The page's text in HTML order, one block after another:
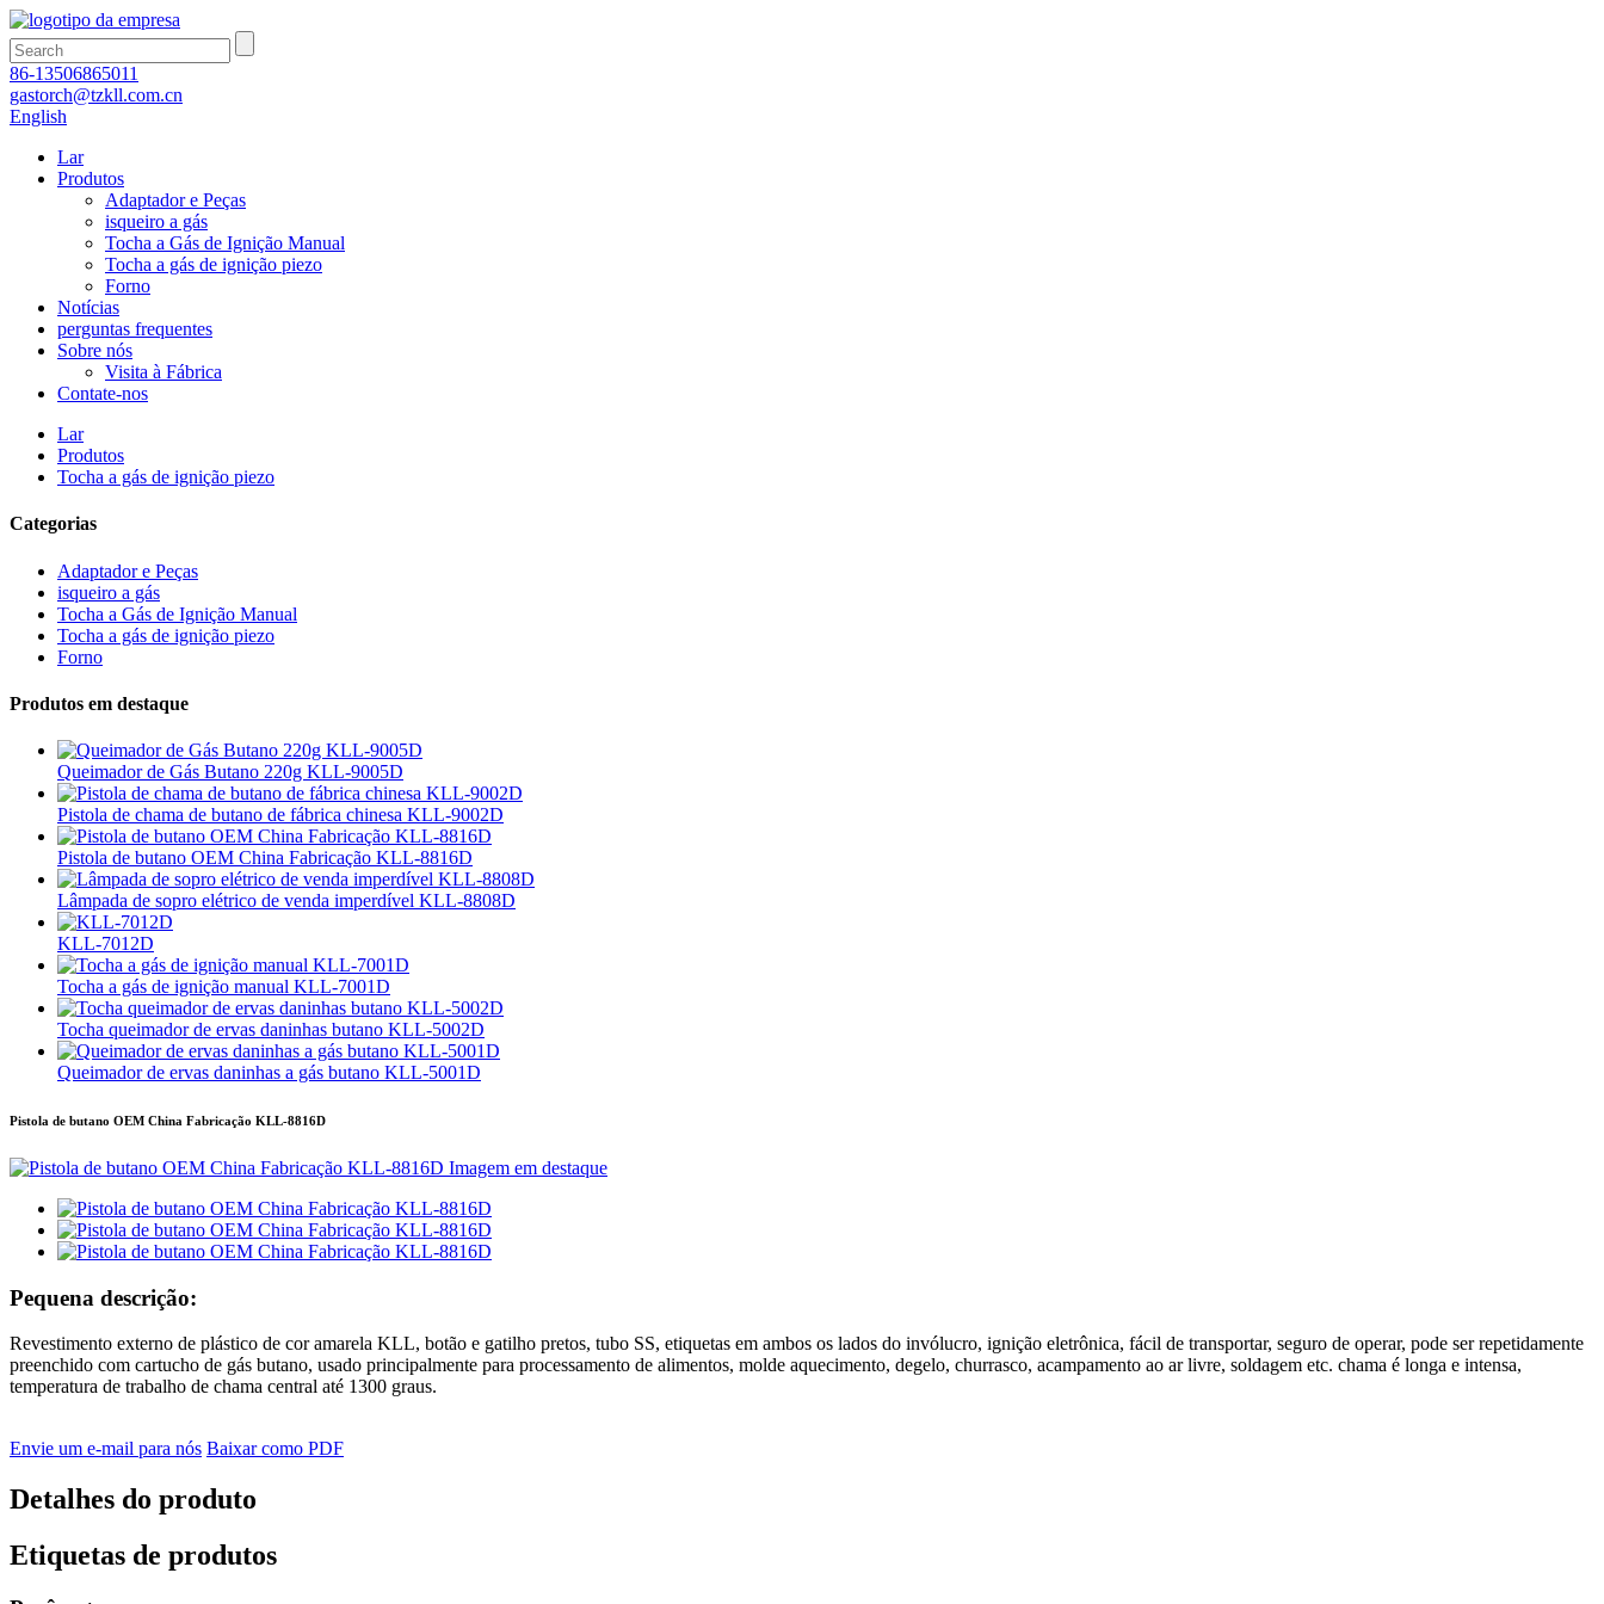
86-13506865011
gastorch@tzkll.com.cn
English
Lar
Produtos
Adaptador e Peças
isqueiro a gás
Tocha a Gás de Ignição Manual
Tocha a gás de ignição piezo
Forno
Notícias
perguntas frequentes
Sobre nós
Visita à Fábrica
Contate-nos
Lar
Produtos
Tocha a gás de ignição piezo
Categorias
Adaptador e Peças
isqueiro a gás
Tocha a Gás de Ignição Manual
Tocha a gás de ignição piezo
Forno
Produtos em destaque
Queimador de Gás Butano 220g KLL-9005D
Pistola de chama de butano de fábrica chinesa KLL-9002D
Pistola de butano OEM China Fabricação KLL-8816D
Lâmpada de sopro elétrico de venda imperdível KLL-8808D
KLL-7012D
Tocha a gás de ignição manual KLL-7001D
Tocha queimador de ervas daninhas butano KLL-5002D
Queimador de ervas daninhas a gás butano KLL-5001D
Pistola de butano OEM China Fabricação KLL-8816D
Pequena descrição:
Revestimento externo de plástico de cor amarela KLL, botão e gatilho pretos, tubo SS, etiquetas em ambos os lados do invólucro, ignição eletrônica, fácil de transportar, seguro de operar, pode ser repetidamente
preenchido com cartucho de gás butano, usado principalmente para processamento de alimentos, molde aquecimento, degelo, churrasco, acampamento ao ar livre, soldagem etc. chama é longa e intensa,
temperatura de trabalho de chama central até 1300 graus.
Envie um e-mail para nós Baixar como PDF
Detalhes do produto
Etiquetas de produtos